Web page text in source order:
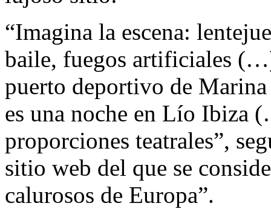
“Imagina la escena:
baile, fuegos artificiales
puerto deportivo de
es una noche en Lío Ibiza
proporciones teatrales”,
sitio web del que se
calurosos de Europa”.